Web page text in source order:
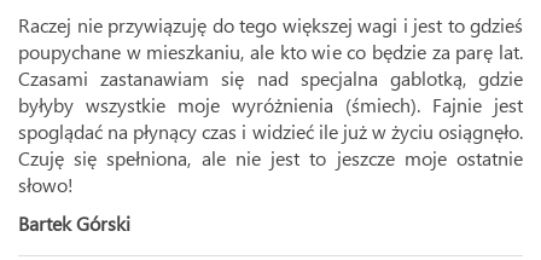
Raczej nie przywiązuję do tego większej wagi i jest to gdzieś
poupychane w mieszkaniu, ale kto wie co będzie za parę lat.
Czasami zastanawiam się nad specjalna gablotką, gdzie
byłyby wszystkie moje wyróżnienia (śmiech). Fajnie jest
spoglądać na płynący czas i widzieć ile już w życiu osiągnęło.
Czuję się spełniona, ale nie jest to jeszcze moje ostatnie
słowo!
Bartek Górski